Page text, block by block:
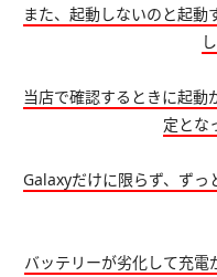
また、起動しないのと起動
当店で確認するときに起動
定とな
Galaxyだけに限らず、ず
バッテリーが劣化して充電